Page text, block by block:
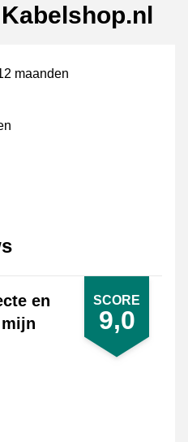
maanden
SCORE
9,0
en